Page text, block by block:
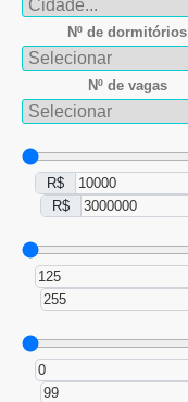
Nº de dormitórios
Nº de vagas
R$
R$